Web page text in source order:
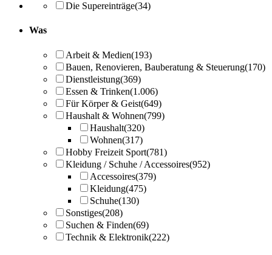
Die Supereinträge(34)
Was
Arbeit & Medien(193)
Bauen, Renovieren, Bauberatung & Steuerung(170)
Dienstleistung(369)
Essen & Trinken(1.006)
Für Körper & Geist(649)
Haushalt & Wohnen(799)
Haushalt(320)
Wohnen(317)
Hobby Freizeit Sport(781)
Kleidung / Schuhe / Accessoires(952)
Accessoires(379)
Kleidung(475)
Schuhe(130)
Sonstiges(208)
Suchen & Finden(69)
Technik & Elektronik(222)